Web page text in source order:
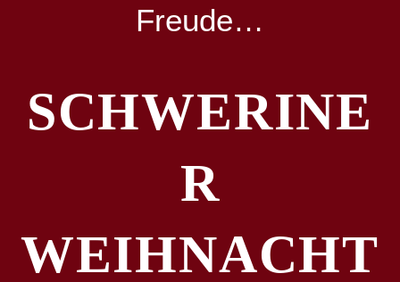
Freude…
SCHWERINE
R
WEIHNACHT